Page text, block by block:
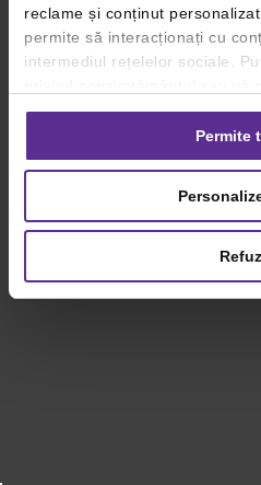
reclame și conținut
permite să interacționați cu
intermediul rețelelor sociale.
consimțământul oricând,
setările dvs. de cookie-uri.
privind utilizarea modulelor
Permite